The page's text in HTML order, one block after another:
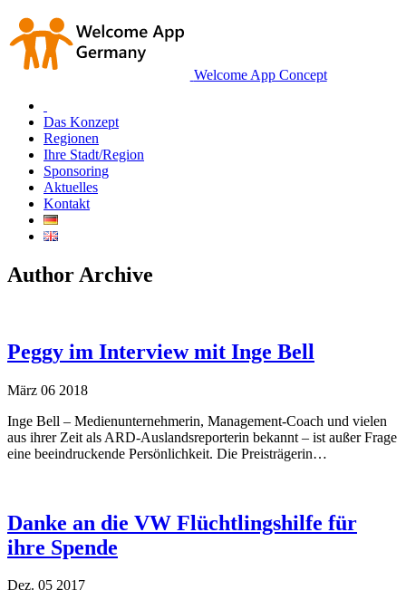
Welcome App Concept
Das Konzept
Regionen
Ihre Stadt/Region
Sponsoring
Aktuelles
Kontakt
Author Archive
Peggy im Interview mit Inge Bell
März 06 2018
Inge Bell – Medienunternehmerin, Management-Coach und vielen
aus ihrer Zeit als ARD-Auslandsreporterin bekannt – ist außer Frage
eine beeindruckende Persönlichkeit. Die Preisträgerin…
Danke an die VW Flüchtlingshilfe für
ihre Spende
Dez. 05 2017